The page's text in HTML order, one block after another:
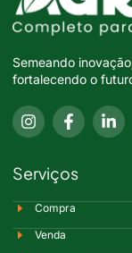
Semeando
fortalecendo o
Serviços
Compra
Venda